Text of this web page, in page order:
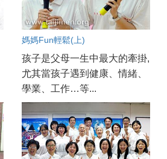
媽媽Fun輕鬆(上)
孩子是父母一生中最大的牽掛,
尤其當孩子遇到健康、情緒、
學業、工作…等...